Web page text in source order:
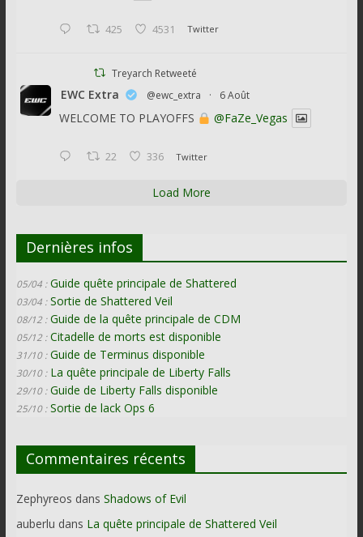
425 4531 Twitter
Treyarch Retweeté
EWC Extra @ewc_extra · 6 Août
WELCOME TO PLAYOFFS @FaZe_Vegas
22 336 Twitter
Load More
Dernières infos
05/04 : Guide quête principale de Shattered
03/04 : Sortie de Shattered Veil
08/12 : Guide de la quête principale de CDM
05/12 : Citadelle de morts est disponible
31/10 : Guide de Terminus disponible
30/10 : La quête principale de Liberty Falls
29/10 : Guide de Liberty Falls disponible
25/10 : Sortie de lack Ops 6
Commentaires récents
Zephyreos dans Shadows of Evil
auberlu dans La quête principale de Shattered Veil